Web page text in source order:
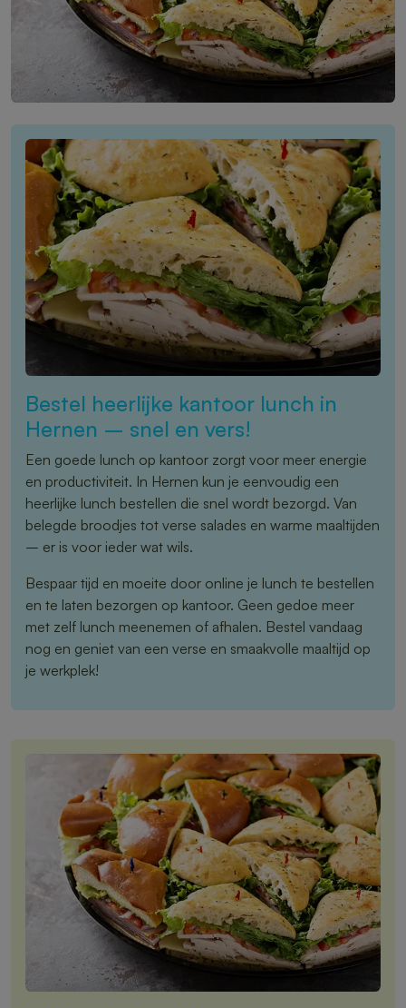
Bestel heerlijke kantoor lunch in
Hernen – snel en vers!
Een goede lunch op kantoor zorgt voor meer energie
en productiviteit. In Hernen kun je eenvoudig een
heerlijke lunch bestellen die snel wordt bezorgd. Van
belegde broodjes tot verse salades en warme maaltijden
– er is voor ieder wat wils.
Bespaar tijd en moeite door online je lunch te bestellen
en te laten bezorgen op kantoor. Geen gedoe meer
met zelf lunch meenemen of afhalen. Bestel vandaag
nog en geniet van een verse en smaakvolle maaltijd op
je werkplek!